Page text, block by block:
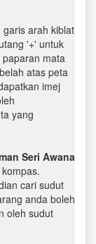
arah kiblat
'+' untuk
mata
atas peta
imej
yang
Seri Awana
cari sudut
anda boleh
oleh sudut